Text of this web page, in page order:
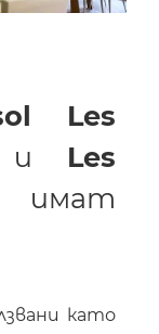
Les
Les
имат
като